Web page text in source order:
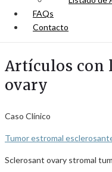
FAQs
Contacto
Artículos con
ovary
Caso Clínico
Tumor estromal
Sclerosant ovary stromal